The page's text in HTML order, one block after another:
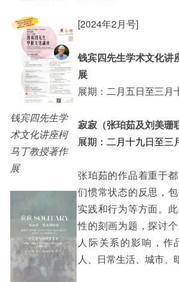
其他书院出版
新亚影集
影片库
Staff Engagement
Alumni Connections
钱宾四先生学
术文化讲座柯
马丁教授著作
展
[2024年2月号]
钱宾四先生学术文化讲
展
展期：二月五日至三月
寂寂（张珀茹及刘美珊
展期：二月十九日至三
张珀茹的作品着重于
们惯常状态的反思，
实践和行为等方面。
性的刻画为题，探讨
人际关系的影响，作
人、日常生活、城市、